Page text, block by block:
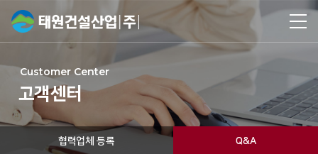
Customer Center
고객센터
협력업체 등록 Q&A